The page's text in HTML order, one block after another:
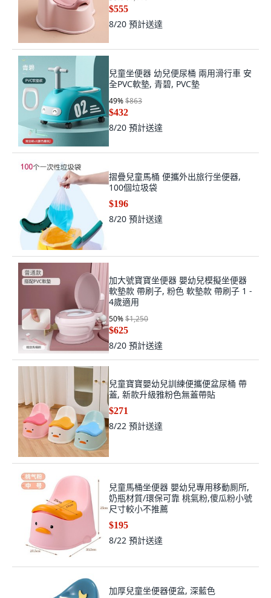
$555
8/20 預計送達
兒童坐便器 幼兒便尿桶 兩用滑行車 安
全PVC軟墊, 青碧, PVC墊
49%$863
$432
8/20 預計送達
摺疊兒童馬桶 便攜外出旅行坐便器,
100個垃圾袋
$196
8/20 預計送達
加大號寶寶坐便器 嬰幼兒模擬坐便器
軟墊款 帶刷子, 粉色 軟墊款 帶刷子 1 -
4歲適用
50%$1,250
$625
8/20 預計送達
兒童寶寶嬰幼兒訓練便攜便盆尿桶 帶
蓋, 新款升級雅粉色無蓋帶貼
$271
8/22 預計送達
兒童馬桶坐便器 嬰幼兒專用移動厠所,
奶瓶材質/環保可靠 桃氣粉,傻瓜粉小號
尺寸較小不推薦
$195
8/22 預計送達
加厚兒童坐便器便盆, 深藍色